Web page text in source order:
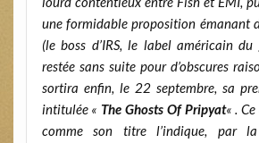
une formidable proposition émanant
(le boss d’IRS, le label américain du
restée sans suite pour d’obscures
sortira enfin, le 22 septembre, sa
intitulée « The Ghosts Of Pripyat« .
comme son titre l’indique, par